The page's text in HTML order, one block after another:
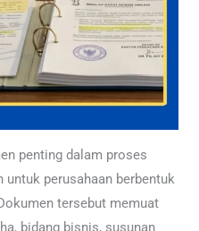
penting dalam proses
untuk perusahaan berbentuk
tersebut memuat